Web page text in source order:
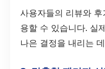
사용자들의 리뷰와
용할 수 있습니다. 실
나은 결정을 내리는